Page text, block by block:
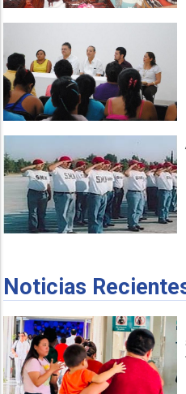
Noticias